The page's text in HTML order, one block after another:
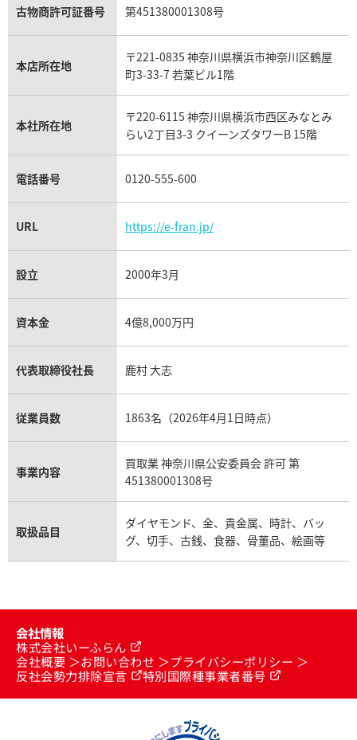
アクアマリン買取
オメガ買取
カルティエ買取
フランク ミュラー買取
リシャール・ミル買取
パネライ買取
チューダー（チュードル）買取
プラダ買取
モーブッサン買取
古物商許可証番号 第451380001308号
本店所在地
〒221-0835 神奈川県横浜市神奈川区鶴屋
町3-33-7 若葉ビル1階
本社所在地
〒220-6115 神奈川県横浜市西区みなとみ
らい2丁目3-3 クイーンズタワーB 15階
電話番号 0120-555-600
URL https://e-fran.jp/
設立 2000年3月
資本金 4億8,000万円
代表取締役社長 鹿村 大志
従業員数 1863名（2026年4月1日時点）
事業内容
買取業 神奈川県公安委員会 許可 第
451380001308号
取扱品目
ダイヤモンド、金、貴金属、時計、バッ
グ、切手、古銭、食器、骨董品、絵画等
会社情報
株式会社いーふらん
会社概要
お問い合わせ
プライバシーポリシー
反社会勢力排除宣言
特別国際種事業者番号